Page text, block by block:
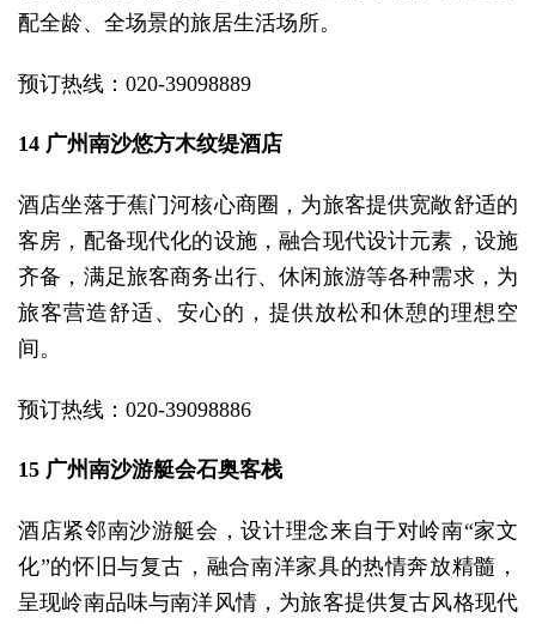
配全龄、全场景的旅居生活场所。
预订热线：020-39098889
14 广州南沙悠方木纹缇酒店
酒店坐落于蕉门河核心商圈，为旅客提供宽敞舒适的
客房，配备现代化的设施，融合现代设计元素，设施
齐备，满足旅客商务出行、休闲旅游等各种需求，为
旅客营造舒适、安心的，提供放松和休憩的理想空
间。
预订热线：020-39098886
15 广州南沙游艇会石奥客栈
酒店紧邻南沙游艇会，设计理念来自于对岭南“家文
化”的怀旧与复古，融合南洋家具的热情奔放精髓，
呈现岭南品味与南洋风情，为旅客提供复古风格现代